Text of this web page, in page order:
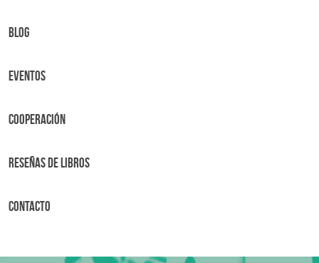
BLOG
Eventos
Cooperación
Reseñas de libros
Contacto